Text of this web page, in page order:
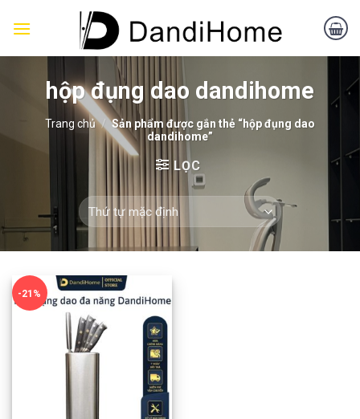
hộp đụng dao dandihome
Trang chủ / Sản phẩm được gắn thẻ “hộp đụng dao
dandihome”
LỌC
-21%